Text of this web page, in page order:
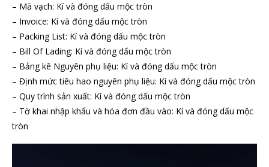
– Mã vạch: Kí và đóng dấu mộc tròn
– Invoice: Kí và đóng dấu mộc tròn
– Packing List: Kí và đóng dấu mộc tròn
– Bill Of Lading: Kí và đóng dấu mộc tròn
– Bảng kê Nguyên phụ liệu: Kí và đóng dấu mộc tròn
– Định mức tiêu hao nguyên phụ liệu: Kí và đóng dấu mộc tròn
– Quy trình sản xuất: Kí và đóng dấu mộc tròn
– Tờ khai nhập khẩu và hóa đơn đầu vào: Kí và đóng dấu mộc
tròn